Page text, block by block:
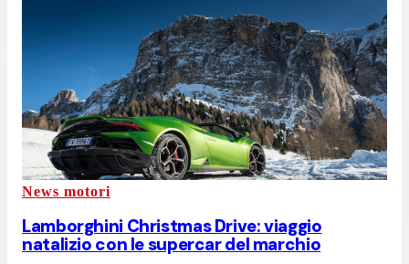
News motori
Lamborghini Christmas Drive: viaggio
natalizio con le supercar del marchio